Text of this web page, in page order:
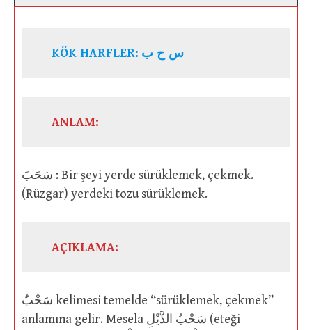
KÖK HARFLER: س ح ب
ANLAM:
سَحَبَ : Bir şeyi yerde sürüklemek, çekmek.
(Rüzgar) yerdeki tozu sürüklemek.
AÇIKLAMA:
سَحْبٌ kelimesi temelde “sürüklemek, çekmek”
anlamına gelir. Mesela سَحْبُ الذَّيْلِ (eteği